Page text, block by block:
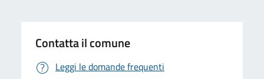
Contatta il comune
Leggi le domande frequenti